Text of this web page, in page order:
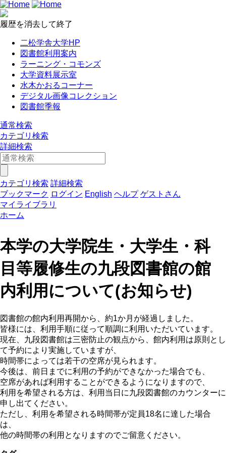
履歴を消去して終了
二松学舎大学HP
図書館利用案内
ラーニング・コモンズ
大学資料展示室
水木かおるコーナー
デジタル画像コレクション
図書館季報
通常検索
カテゴリ検索
詳細検索
カテゴリ検索 詳細検索
ブックマーク ログイン English ヘルプ ゲストさん
マイライブラリ
ホーム
本学の大学院生・大学生・科
目等履修生の九段図書館の館
内利用について(お知らせ)
図書館の館内利用再開から、約1か月が経過しました。
皆様には、利用手順に従って順調に利用いただいています。
現在、九段図書館は三密防止の観点から、館内利用は原則とし
て予約により実施していますが、
時間帯によっては若干の空席が見られます。
今後は、前日までに利用の予約ができなかった場合でも、
空席があれば利用することができるようになりますので、
利用を希望される方は、利用当日に九段図書館のカウンターに
申し出てください。
ただし、利用を希望される時間帯が定員18名に達した場合
は、
他の時間帯の利用となりますのでご留意ください。